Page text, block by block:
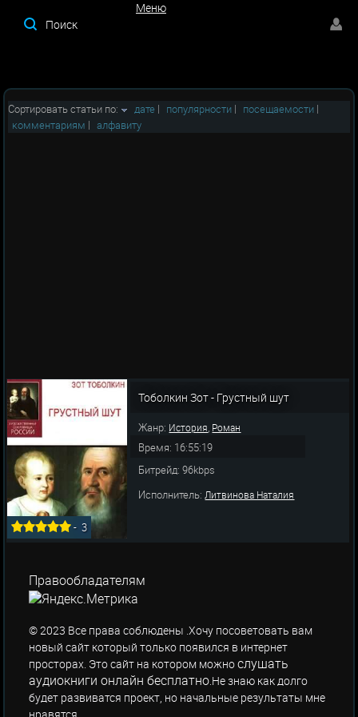
Меню
Сортировать статьи по: дате | популярности | посещаемости |
комментариям | алфавиту
-3
Тоболкин Зот - Грустный шут
Жанр: История, Роман
Время: 16:55:19
Битрейд: 96kbps
Исполнитель:Литвинова Наталия
Правообладателям
© 2023 Все права соблюдены .Хочу посоветовать вам
новый сайт который только появился в интернет
просторах. Это сайт на котором можнослушать
аудиокниги онлайн бесплатно.Не знаю как долго
будет развиватся проект, но начальные результаты мне